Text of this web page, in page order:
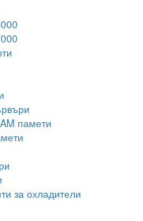
памети
за охладители